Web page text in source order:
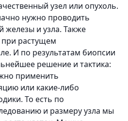
узел или опухоль.
нужно проводить
и узла. Также
при растущем
И по результатам биопсии
решение и тактика:
применить
или какие-либо
То есть по
и размеру узла мы